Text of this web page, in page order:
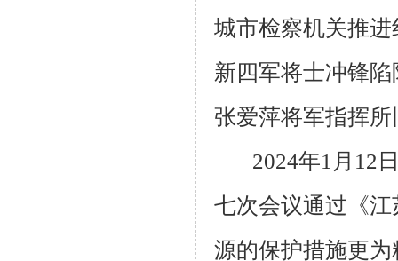
城市检察机关推
新四军将士冲锋
张爱萍将军指挥
2024年1月12
七次会议通过《
源的保护措施更